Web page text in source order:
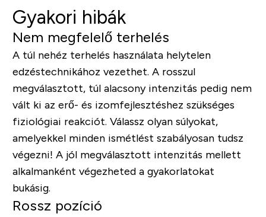
Gyakori hibák
Nem megfelelő terhelés
A túl nehéz terhelés használata helytelen
edzéstechnikához vezethet. A rosszul
megválasztott, túl alacsony intenzitás pedig nem
vált ki az erő- és izomfejlesztéshez szükséges
fiziológiai reakciót. Válassz olyan súlyokat,
amelyekkel minden ismétlést szabályosan tudsz
végezni! A jól megválasztott intenzitás mellett
alkalmanként végezheted a gyakorlatokat
bukásig.
Rossz pozíció